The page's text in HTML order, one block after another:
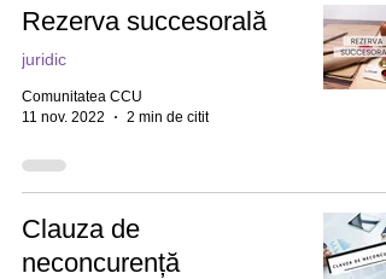
Rezerva succesorală
juridic
Comunitatea CCU
11 nov. 2022
2 min de citit
Clauza de
neconcurență